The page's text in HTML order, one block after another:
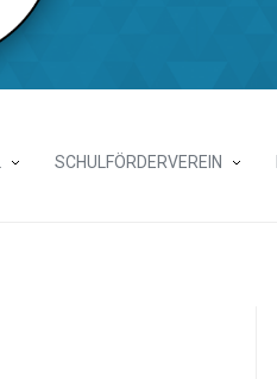
SCHULFÖRDERVEREIN